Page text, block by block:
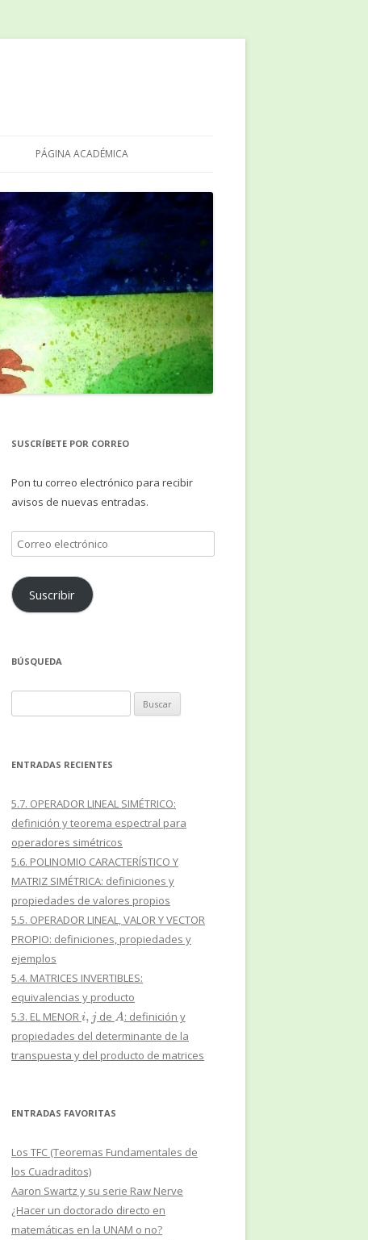
PÁGINA ACADÉMICA
SUSCRÍBETE POR CORREO
Pon tu correo electrónico para recibir
avisos de nuevas entradas.
Correo
electrónico
Suscribir
BÚSQUEDA
ENTRADAS RECIENTES
5.7. OPERADOR LINEAL SIMÉTRICO:
definición y teorema espectral para
operadores simétricos
5.6. POLINOMIO CARACTERÍSTICO Y
MATRIZ SIMÉTRICA: definiciones y
propiedades de valores propios
5.5. OPERADOR LINEAL, VALOR Y VECTOR
PROPIO: definiciones, propiedades y
ejemplos
5.4. MATRICES INVERTIBLES:
equivalencias y producto
5.3. EL MENOR i,j de A: definición y
propiedades del determinante de la
transpuesta y del producto de matrices
ENTRADAS FAVORITAS
Los TFC (Teoremas Fundamentales de
los Cuadraditos)
Aaron Swartz y su serie Raw Nerve
¿Hacer un doctorado directo en
matemáticas en la UNAM o no?